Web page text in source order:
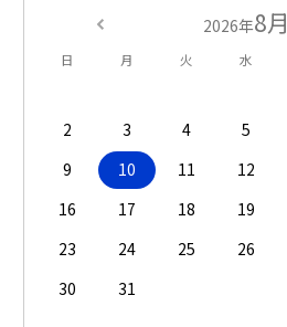
2026年8月
日 月 火 水
2
3 4 5
9
10 11 12
16
17 18 19
23
24 25 26
30
31